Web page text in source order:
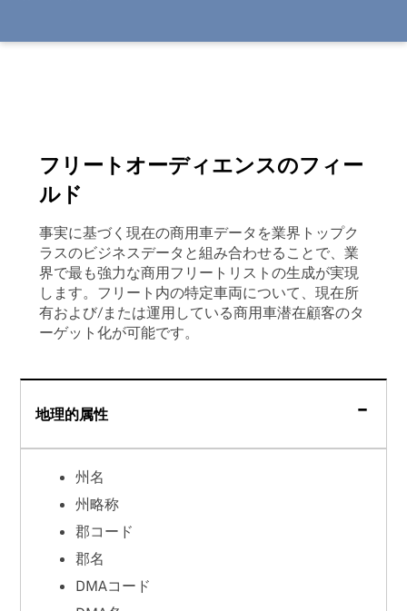
フリートオーディエンスのフィー
ルド
事実に基づく現在の商用車データを業界トップク
ラスのビジネスデータと組み合わせることで、業
界で最も強力な商用フリートリストの生成が実現
します。フリート内の特定車両について、現在所
有および/または運用している商用車潜在顧客のタ
ーゲット化が可能です。
地理的属性
州名
州略称
郡コード
郡名
DMAコード